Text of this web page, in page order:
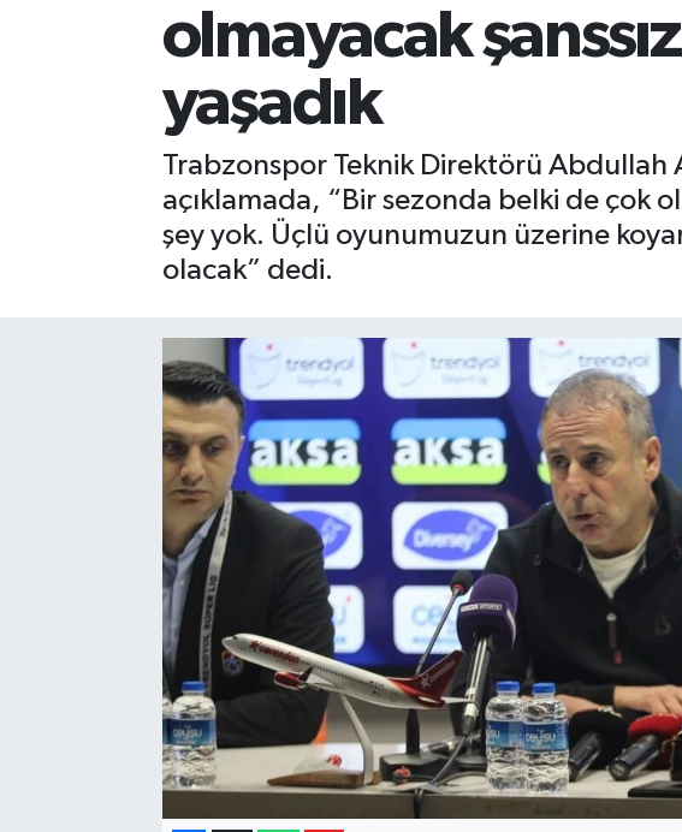
olmayacak
yaşadık
Trabzonspor Teknik Direktörü Abdullah
açıklamada, “Bir sezonda belki de çok
şey yok. Üçlü oyunumuzun üzerine
olacak” dedi.
Gizlilik İlkeleri - Privacy Policy